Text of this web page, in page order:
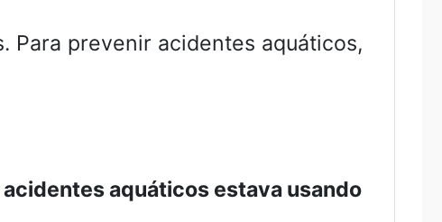
Para prevenir acidentes aquáticos,
aquáticos estava usando